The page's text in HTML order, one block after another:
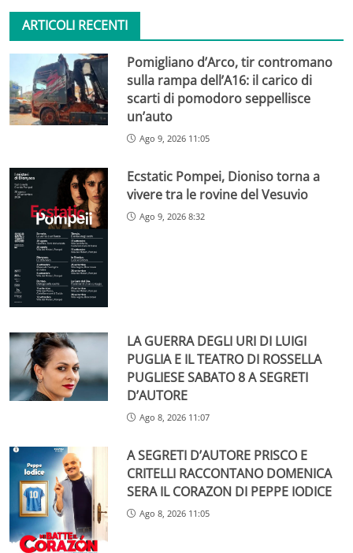
ARTICOLI RECENTI
Pomigliano d’Arco, tir contromano
sulla rampa dell’A16: il carico di
scarti di pomodoro seppellisce
un’auto
Ago 9, 2026 11:05
Ecstatic Pompei, Dioniso torna a
vivere tra le rovine del Vesuvio
Ago 9, 2026 8:32
LA GUERRA DEGLI URI DI LUIGI
PUGLIA E IL TEATRO DI ROSSELLA
PUGLIESE SABATO 8 A SEGRETI
D’AUTORE
Ago 8, 2026 11:07
A SEGRETI D’AUTORE PRISCO E
CRITELLI RACCONTANO DOMENICA
SERA IL CORAZON DI PEPPE IODICE
Ago 8, 2026 11:05